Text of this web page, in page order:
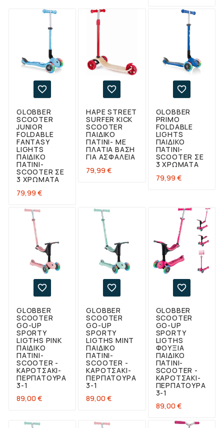

GLOBBER
SCOOTER
JUNIOR
FOLDABLE
FANTASY
LIGHTS
ΠΑΙΔΙΚΌ
ΠΑΤΊΝΙ-
SCOOTER ΣΕ
3 ΧΡΏΜΑΤΑ
79,99 €

HAPE STREET
SURFER KICK
SCOOTER
ΠΑΙΔΙΚΌ
ΠΑΤΊΝΙ- ΜΕ
ΠΛΑΤΙΆ ΒΆΣΗ
ΓΙΑ ΑΣΦΆΛΕΙΑ
79,99 €

GLOBBER
PRIMO
FOLDABLE
LIGHTS
ΠΑΙΔΙΚΌ
ΠΑΤΊΝΙ-
SCOOTER ΣΕ
3 ΧΡΏΜΑΤΑ
79,99 €

GLOBBER
SCOOTER
GO-UP
SPORTY
LIGTHS PINK
ΠΑΙΔΙΚΌ
ΠΑΤΊΝΙ-
SCOOTER -
ΚΑΡΟΤΣΆΚΙ-
ΠΕΡΠΑΤΟΎΡΑ
3-1
89,00 €

GLOBBER
SCOOTER
GO-UP
SPORTY
LIGTHS MINT
ΠΑΙΔΙΚΌ
ΠΑΤΊΝΙ-
SCOOTER -
ΚΑΡΟΤΣΆΚΙ-
ΠΕΡΠΑΤΟΎΡΑ
3-1
89,00 €

GLOBBER
SCOOTER
GO-UP
SPORTY
LIGTHS
ΦΟΎΞΙΑ
ΠΑΙΔΙΚΌ
ΠΑΤΊΝΙ-
SCOOTER -
ΚΑΡΟΤΣΆΚΙ-
ΠΕΡΠΑΤΟΎΡΑ
3-1
89,00 €